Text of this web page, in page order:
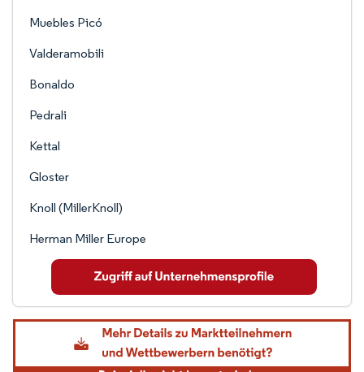
Muebles Picó
Valderamobili
Bonaldo
Pedrali
Kettal
Gloster
Knoll (MillerKnoll)
Herman Miller Europe